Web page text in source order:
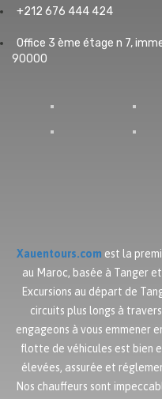
+212 676 444 424
Office 3 ème étage n 7,
90000
Xauentours.com est la
au Maroc, basée à Tanger
Excursions au départ de
circuits plus longs à
engageons à vous emmener
flotte de véhicules est bien
élevées, assurée et
Nos chauffeurs sont